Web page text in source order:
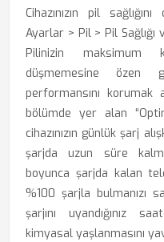
Cihazınızın pil
Ayarlar > Pil > Pil
Pilinizin maksimum
düşmemesine özen
performansını
bölümde yer alan
cihazınızın günlük şarj
şarjda uzun süre
boyunca şarjda kalan
%100 şarjla bulmanızı
şarjını uyandığınız
kimyasal yaşlanmasını